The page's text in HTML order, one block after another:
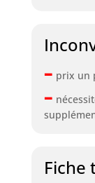
– prix un
–
Fiche